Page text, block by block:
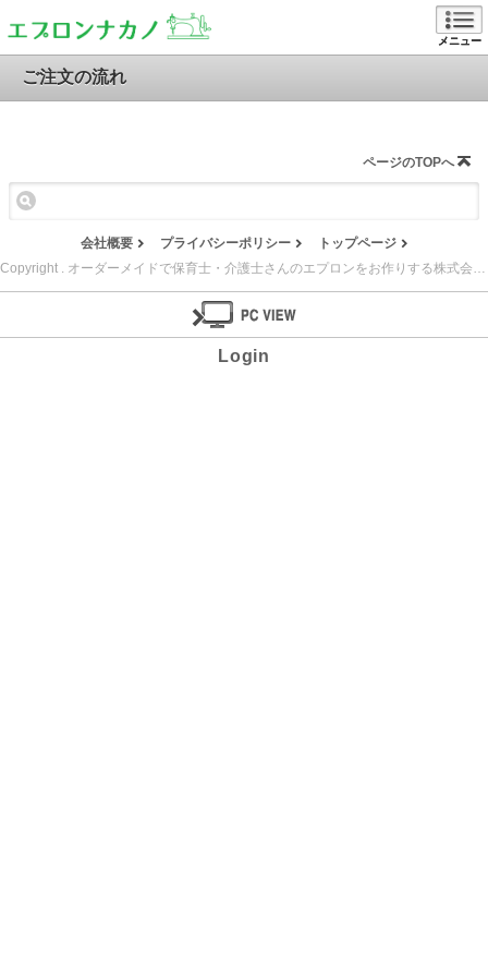
メニュー
ご注文の流れ
ページのTOPへ
会社概要 プライバシーポリシー
トップページ
Copyright . オーダーメイドで保育士・介護士さんのエプロンをお作りする株式会社 ナカノ縫製. All Rights Reserved.
Login